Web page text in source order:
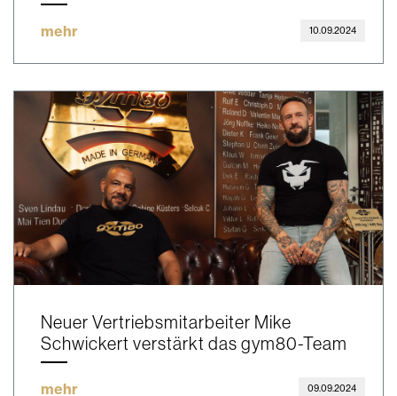
mehr 10.09.2024
Neuer Vertriebsmitarbeiter Mike
Schwickert verstärkt das gym80-Team
mehr 09.09.2024